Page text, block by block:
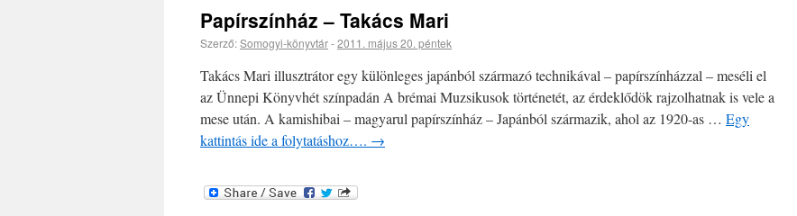
Papírszínház – Takács Mari
Szerző:Somogyi-könyvtár-2011. május 20. péntek
Takács Mari illusztrátor egy különleges japánból származó technikával – papírszínházzal – meséli el
az Ünnepi Könyvhét színpadán A brémai Muzsikusok történetét, az érdeklődök rajzolhatnak is vele a
mese után. A kamishibai – magyarul papírszínház – Japánból származik, ahol az 1920-as … Egy
kattintás ide a folytatáshoz…. →